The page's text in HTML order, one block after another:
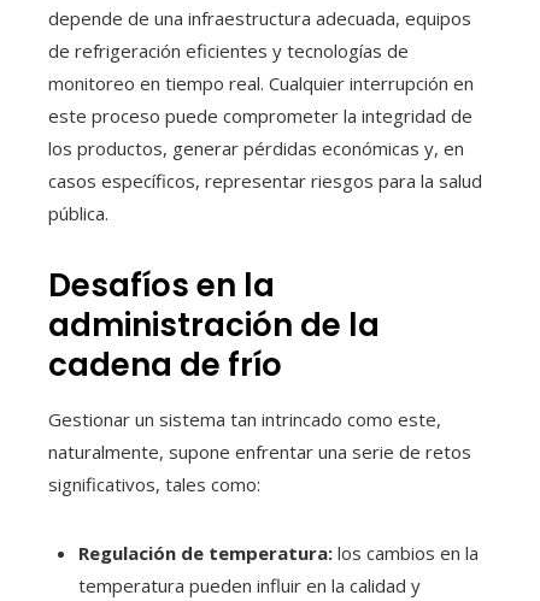
depende de una infraestructura adecuada, equipos
de refrigeración eficientes y tecnologías de
monitoreo en tiempo real. Cualquier interrupción en
este proceso puede comprometer la integridad de
los productos, generar pérdidas económicas y, en
casos específicos, representar riesgos para la salud
pública.
Desafíos en la
administración de la
cadena de frío
Gestionar un sistema tan intrincado como este,
naturalmente, supone enfrentar una serie de retos
significativos, tales como:
Regulación de temperatura: los cambios en la
temperatura pueden influir en la calidad y